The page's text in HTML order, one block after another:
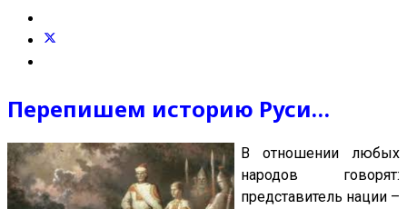
Перепишем историю Руси…
В отношении любых
народов говорят:
представитель нации –